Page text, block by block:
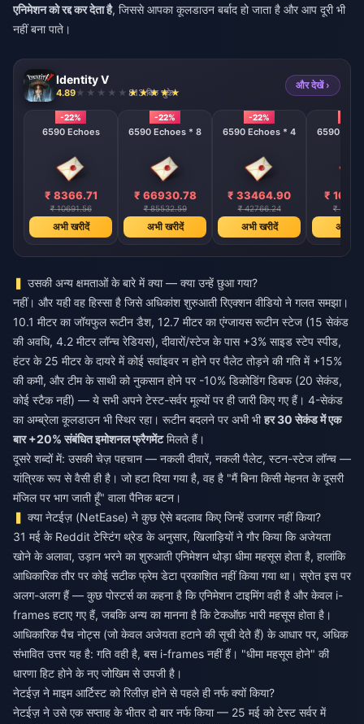
एनिमेशन को रद्द कर देता है, जिससे आपका कूलडाउन बर्बाद हो जाता है और आप दूरी भी
नहीं बना पाते।
Identity V
4.89 813 बिक चुके
और देखें ›
-22%
6590 Echoes
₹ 8366.71
₹ 10691.56
अभी खरीदें
-22%
6590 Echoes * 8
₹ 66930.78
₹ 85532.59
अभी खरीदें
-22%
6590 Echoes * 4
₹ 33464.90
₹ 42766.24
अभी खरीदें
6590
₹
₹
अभी
उसकी अन्य क्षमताओं के बारे में क्या — क्या उन्हें छुआ गया?
नहीं। और यही वह हिस्सा है जिसे अधिकांश शुरुआती रिएक्शन वीडियो ने गलत समझा।
10.1 मीटर का जॉयफुल रूटीन डैश, 12.7 मीटर का एंग्जायस रूटीन स्टेज (15 सेकंड
की अवधि, 4.2 मीटर लॉन्च रेडियस), दीवारों/स्टेज के पास +3% साइड स्टेप स्पीड,
हंटर के 25 मीटर के दायरे में कोई सर्वाइवर न होने पर पैलेट तोड़ने की गति में +15%
की कमी, और टीम के साथी को नुकसान होने पर -10% डिकोडिंग डिबफ (20 सेकंड,
कोई स्टैक नहीं) — ये सभी अपने टेस्ट-सर्वर मूल्यों पर ही जारी किए गए हैं। 4-सेकंड
का अम्ब्रेला कूलडाउन भी स्थिर रहा। रूटीन बदलने पर अभी भीहर 30 सेकंड में एक
बार +20% संबंधित इमोशनल फ्रैगमेंटमिलते हैं।
दूसरे शब्दों में: उसकी चेज़ पहचान — नकली दीवारें, नकली पैलेट, स्टन-स्टेज लॉन्च —
यांत्रिक रूप से वैसी ही है। जो हटा दिया गया है, वह है "मैं बिना किसी मेहनत के दूसरी
मंजिल पर भाग जाती हूँ" वाला पैनिक बटन।
क्या नेटईज़ (NetEase) ने कुछ ऐसे बदलाव किए जिन्हें उजागर नहीं किया?
31 मई के Reddit टेस्टिंग थ्रेड के अनुसार, खिलाड़ियों ने गौर किया कि अजेयता
खोने के अलावा, उड़ान भरने का शुरुआती एनिमेशन थोड़ा धीमा महसूस होता है, हालांकि
आधिकारिक तौर पर कोई सटीक फ्रेम डेटा प्रकाशित नहीं किया गया था। स्रोत इस पर
अलग-अलग हैं — कुछ पोस्टर्स का कहना है कि एनिमेशन टाइमिंग वही है और केवल i-
frames हटाए गए हैं, जबकि अन्य का मानना है कि टेकऑफ़ भारी महसूस होता है।
आधिकारिक पैच नोट्स (जो केवल अजेयता हटाने की सूची देते हैं) के आधार पर, अधिक
संभावित उत्तर यह है: गति वही है, बस i-frames नहीं हैं। "धीमा महसूस होने" की
धारणा हिट होने के नए जोखिम से उपजी है।
नेटईज़ ने माइम आर्टिस्ट को रिलीज़ होने से पहले ही नर्फ क्यों किया?
नेटईज़ ने उसे एक सप्ताह के भीतर दो बार नर्फ किया — 25 मई को टेस्ट सर्वर में